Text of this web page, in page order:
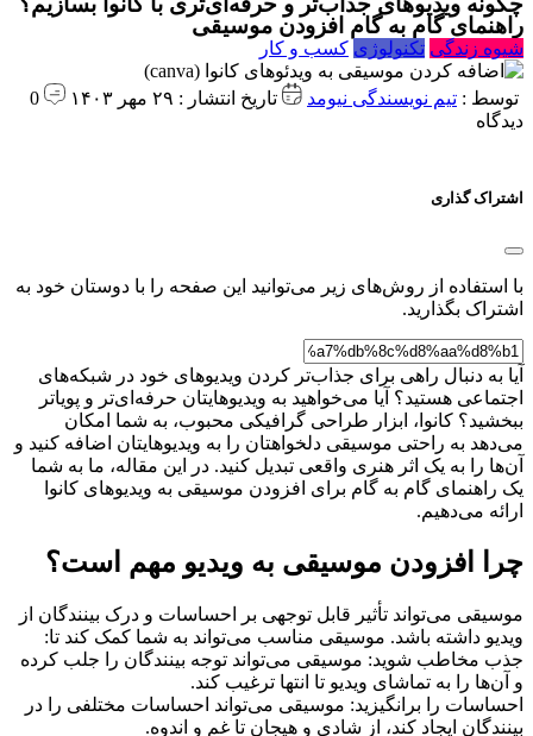
راهنمای گام به گام افزودن موسیقی
شیوه زندگی تکنولوژی کسب و کار
توسط : تیم نویسندگی نیومد تاریخ انتشار : ۲۹ مهر ۱۴۰۳
0
دیدگاه
اشتراک گذاری
با استفاده از روش‌های زیر می‌توانید این صفحه را با دوستان خود به
اشتراک بگذارید.
آیا به دنبال راهی برای جذاب‌تر کردن ویدیوهای خود در شبکه‌های
اجتماعی هستید؟ آیا می‌خواهید به ویدیوهایتان حرفه‌ای‌تر و پویاتر
ببخشید؟ کانوا، ابزار طراحی گرافیکی محبوب، به شما امکان
می‌دهد به راحتی موسیقی دلخواهتان را به ویدیوهایتان اضافه کنید و
آن‌ها را به یک اثر هنری واقعی تبدیل کنید. در این مقاله، ما به شما
یک راهنمای گام به گام برای افزودن موسیقی به ویدیوهای کانوا
ارائه می‌دهیم.
چرا افزودن موسیقی به ویدیو مهم است؟
موسیقی می‌تواند تأثیر قابل توجهی بر احساسات و درک بینندگان از
ویدیو داشته باشد. موسیقی مناسب می‌تواند به شما کمک کند تا:
جذب مخاطب شوید: موسیقی می‌تواند توجه بینندگان را جلب کرده
و آن‌ها را به تماشای ویدیو تا انتها ترغیب کند.
احساسات را برانگیزید: موسیقی می‌تواند احساسات مختلفی را در
بینندگان ایجاد کند، از شادی و هیجان تا غم و اندوه.